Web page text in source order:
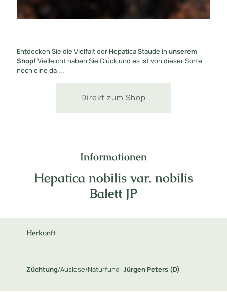
Entdecken Sie die Vielfalt der Hepatica Staude in unserem
Shop! Vielleicht haben Sie Glück und es ist von dieser Sorte
noch eine da ...
Direkt zum Shop
Informationen
Hepatica nobilis var. nobilis
Balett JP
Herkunft
Züchtung/Auslese/Naturfund:Jürgen Peters (D)